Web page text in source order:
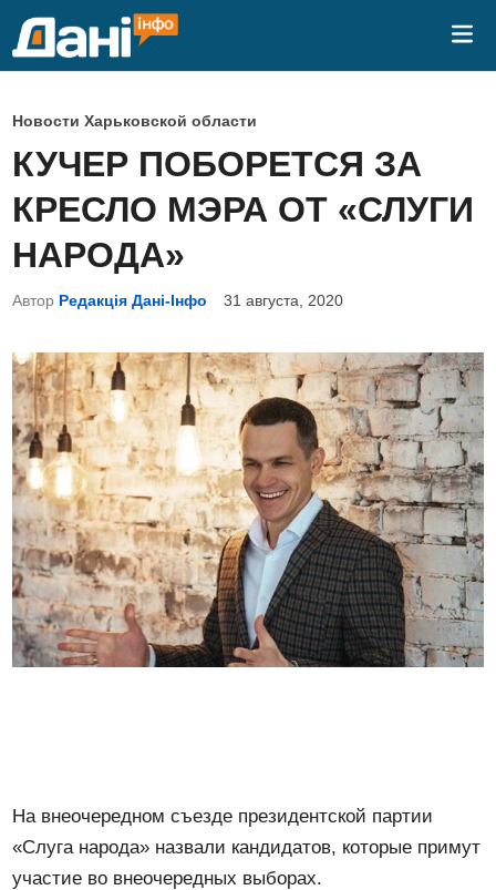
О
п
у
б
л
и
к
в
а
н
о
в
Новости Харьковской области
КУЧЕР ПОБОРЕТСЯ ЗА
КРЕСЛО МЭРА ОТ «СЛУГИ
НАРОДА»
Автор Редакція Дані-Інфо 31 августа, 2020
На внеочередном съезде президентской партии
«Слуга народа» назвали кандидатов, которые примут
участие во внеочередных выборах.